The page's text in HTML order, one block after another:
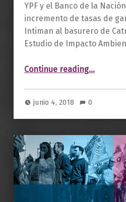
YPF y el Banco de la
incremento de tasas de
Intiman al basurero de
Estudio de Impacto
Continue reading…
junio 4, 2018 0